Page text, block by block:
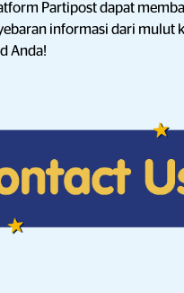
Partipost dapat
informasi dari mulut
Anda!